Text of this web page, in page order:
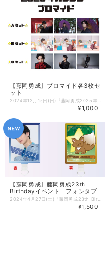
【藤岡勇成】ブロマイド各3枚セ
ット
¥1,000
【藤岡勇成】藤岡勇成23th
Birthdayイベント フォンタブ
¥1,500